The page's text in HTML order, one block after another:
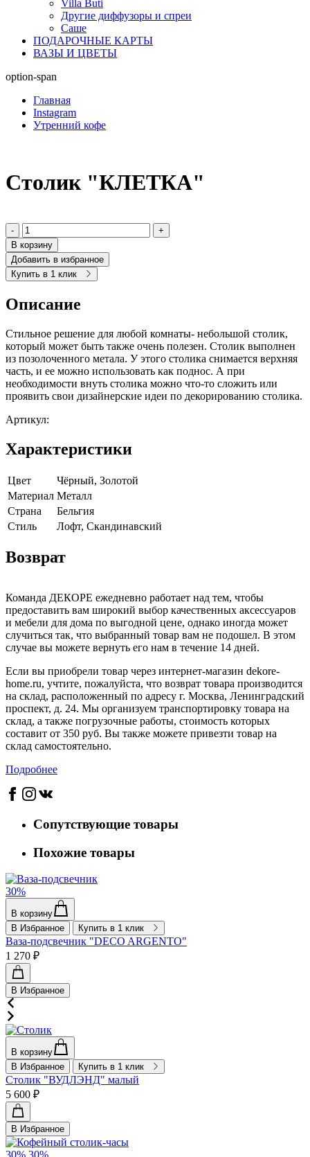
Villa Buti
Другие диффузоры и спреи
Саше
ПОДАРОЧНЫЕ КАРТЫ
ВАЗЫ И ЦВЕТЫ
option-span
Главная
Instagram
Утренний кофе
Столик "КЛЕТКА"
-
+
В корзину
Добавить в избранное
Купить в 1 клик
Описание
Стильное решение для любой комнаты- небольшой столик,
который может быть также очень полезен. Столик выполнен
из позолоченного метала. У этого столика снимается верхняя
часть, и ее можно использовать как поднос. А при
необходимости внуть столика можно что-то сложить или
проявить свои дизайнерские идеи по декорированию столика.
Артикул:
Характеристики
Цвет
Чёрный, Золотой
Материал Металл
Страна
Бельгия
Cтиль
Лофт, Скандинавский
Возврат
Команда ДЕКОРЕ ежедневно работает над тем, чтобы
предоставить вам широкий выбор качественных аксессуаров
и мебели для дома по выгодной цене, однако иногда может
случиться так, что выбранный товар вам не подошел. В этом
случае вы можете вернуть его нам в течение 14 дней.
Если вы приобрели товар через интернет-магазин dekore-
home.ru, учтите, пожалуйста, что возврат товара производится
на склад, расположенный по адресу г. Москва, Ленинградский
проспект, д. 24. Мы организуем транспортировку товара на
склад, а также погрузочные работы, стоимость которых
составит от 350 руб. Вы также можете привезти товар на
склад самостоятельно.
Подробнее
Сопутствующие товары
Похожие товары
30%
В корзину
В Избранное
Купить в 1 клик
Ваза-подсвечник "DECO ARGENTO"
1 270 ₽
В Избранное
В корзину
В Избранное
Купить в 1 клик
Столик "ВУДЛЭНД" малый
5 600 ₽
В Избранное